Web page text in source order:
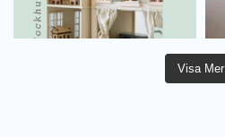
Visa Mer